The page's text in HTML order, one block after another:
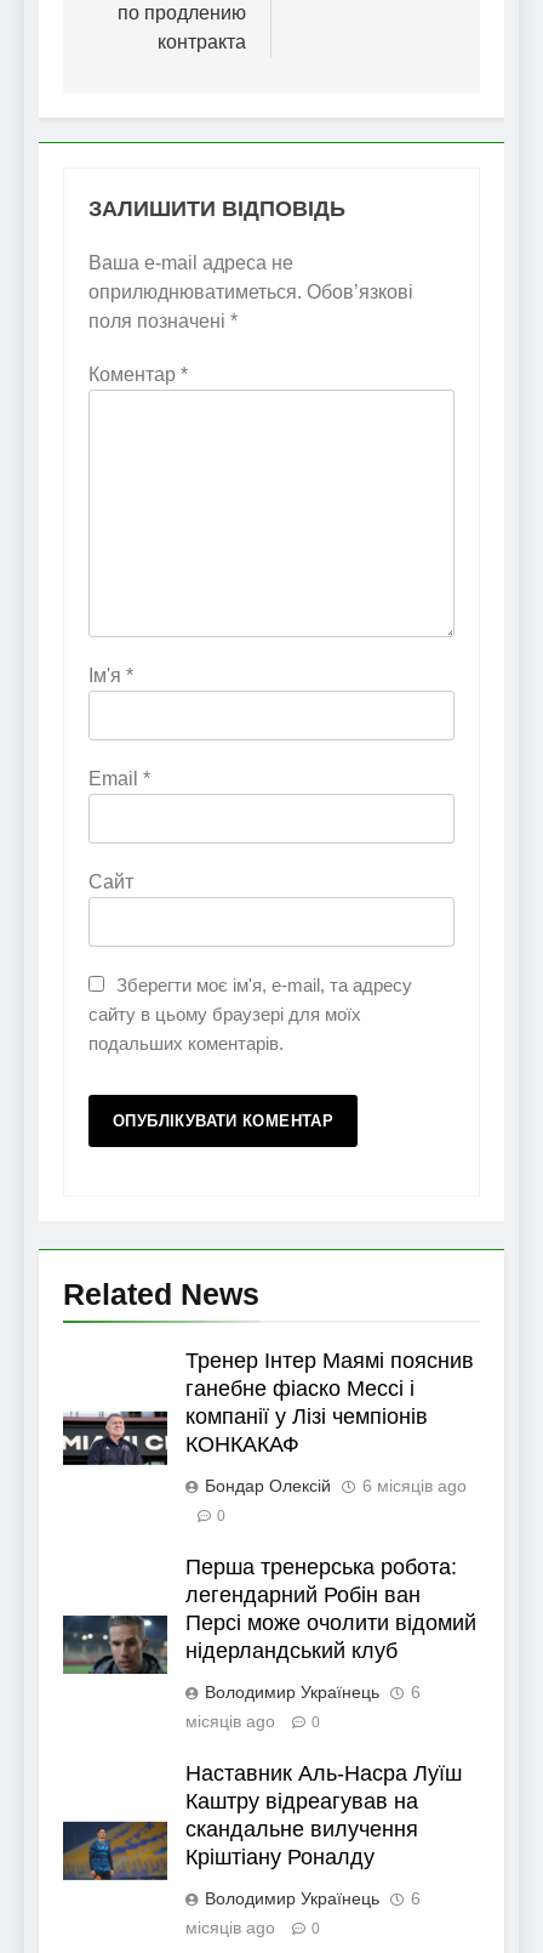
по продлению
контракта
ЗАЛИШИТИ ВІДПОВІДЬ
Ваша e-mail адреса не
оприлюднюватиметься. Обов’язкові
поля позначені *
Коментар *
Ім'я *
Email *
Сайт
Зберегти моє ім'я, e-mail, та адресу
сайту в цьому браузері для моїх
подальших коментарів.
Related News
Тренер Інтер Маямі пояснив
ганебне фіаско Мессі і
компанії у Лізі чемпіонів
КОНКАКАФ
Бондар Олексій 6 місяців ago
0
Перша тренерська робота:
легендарний Робін ван
Персі може очолити відомий
нідерландський клуб
Володимир Українець
6
місяців ago
0
Наставник Аль-Насра Луїш
Каштру відреагував на
скандальне вилучення
Кріштіану Роналду
Володимир Українець
6
місяців ago
0